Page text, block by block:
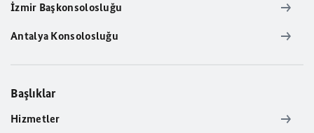
İzmir Başkonsolosluğu
Antalya Konsolosluğu
Başlıklar
Hizmetler